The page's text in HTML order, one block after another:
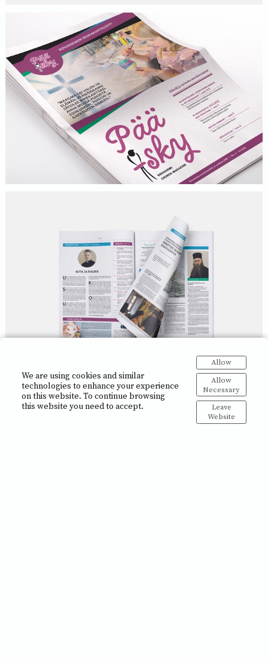
We are using cookies and similar
technologies to enhance your experience
on this website. To continue browsing
this website you need to accept.
Allow
Allow
Necessary
Leave
Website